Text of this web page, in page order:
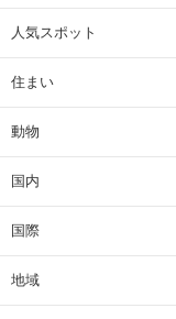
人気スポット
住まい
動物
国内
国際
地域